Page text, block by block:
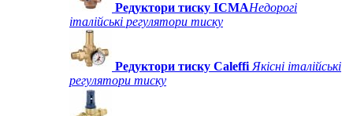
Редуктори тиску ICMAНедорогі
італійські регулятори тиску
Редуктори тиску Caleffi Якісні італійські
регулятори тиску